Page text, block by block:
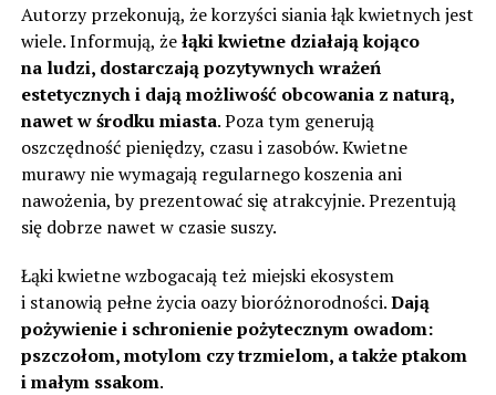
Autorzy przekonują, że korzyści siania łąk kwietnych jest
wiele. Informują, żełąki kwietne działają kojąco
na ludzi, dostarczają pozytywnych wrażeń
estetycznych i dają możliwość obcowania z naturą,
nawet w środku miasta. Poza tym generują
oszczędność pieniędzy, czasu i zasobów. Kwietne
murawy nie wymagają regularnego koszenia ani
nawożenia, by prezentować się atrakcyjnie. Prezentują
się dobrze nawet w czasie suszy.
Łąki kwietne wzbogacają też miejski ekosystem
i stanowią pełne życia oazy bioróżnorodności.Dają
pożywienie i schronienie pożytecznym owadom:
pszczołom, motylom czy trzmielom, a także ptakom
i małym ssakom.